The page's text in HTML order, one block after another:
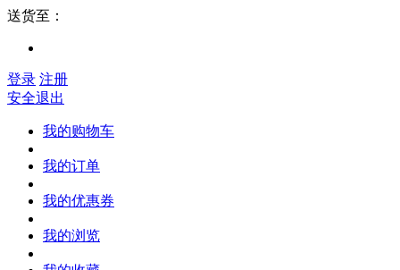
送货至：
登录 注册
安全退出
我的购物车
我的订单
我的优惠券
我的浏览